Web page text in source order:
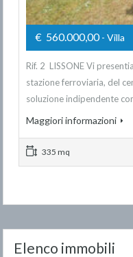
€ 560.000,00- Villa
Rif. 2 LISSONE Vi
stazione ferroviaria, del
soluzione indipendente
Maggiori informazioni
335 mq
Elenco immobili